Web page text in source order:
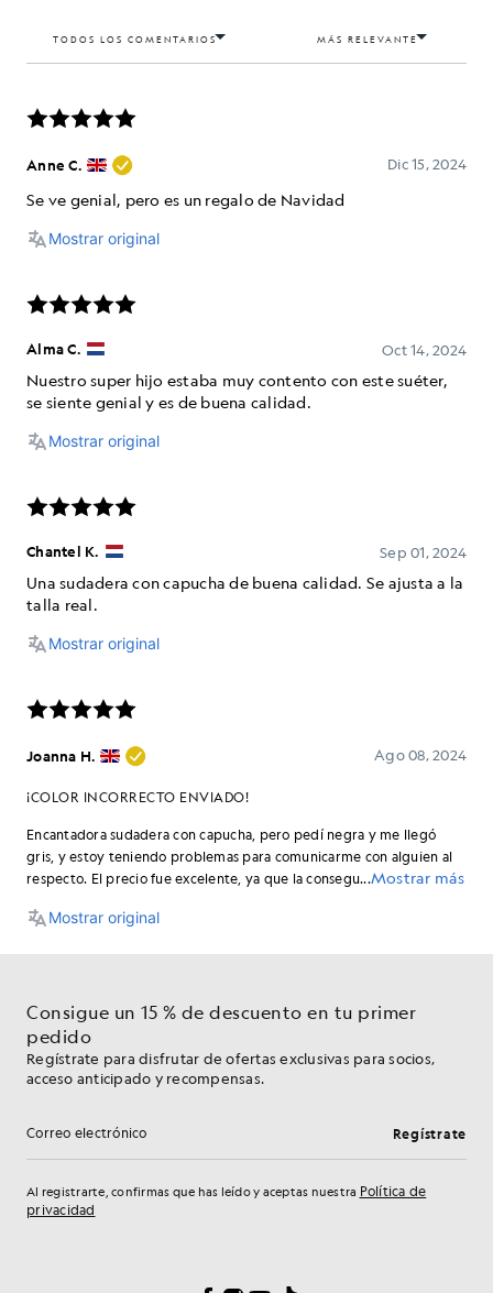
Consigue un 15 % de descuento en tu primer
pedido
Regístrate para disfrutar de ofertas exclusivas para socios,
acceso anticipado y recompensas.
Dirección de correo electrónico Regístrate
Al registrarte, confirmas que has leído y aceptas nuestra Política de
privacidad